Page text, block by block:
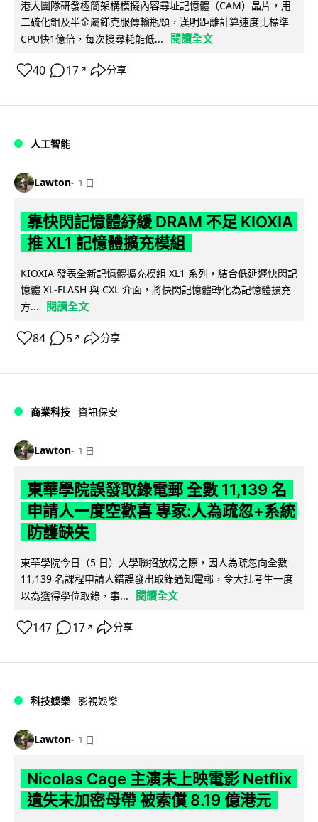
港大團隊研發極簡架構模擬內容尋址記憶體（CAM）晶片，用
二硫化鉬及半金屬銻克服傳輸瓶頸，漢明距離計算速度比標準
CPU快1億倍，每次搜尋耗能低...
閱讀全文
40 17 ↗ 分享
人工智能
Lawton 1 日
靠快閃記憶體紓緩 DRAM 不足 KIOXIA
推 XL1 記憶體擴充模組
KIOXIA 發表全新記憶體擴充模組 XL1 系列，結合低延遲快閃記
憶體 XL-FLASH 與 CXL 介面，將快閃記憶體轉化為記憶體擴充
方...
閱讀全文
84 5 ↗ 分享
商業科技 資訊保安
Lawton 1 日
東華學院誤發取錄電郵 全數 11,139 名
申請人一度空歡喜 專家:人為疏忽+系統
防護缺失
東華學院今日（5 日）大學聯招放榜之際，因人為疏忽向全數
11,139 名課程申請人錯誤發出取錄通知電郵，令大批考生一度
以為獲得學位取錄，事...
閱讀全文
147 17 ↗ 分享
科技娛樂 影視娛樂
Lawton 1 日
Nicolas Cage 主演未上映電影 Netflix
遺失未加密母帶 被索償 8.19 億港元